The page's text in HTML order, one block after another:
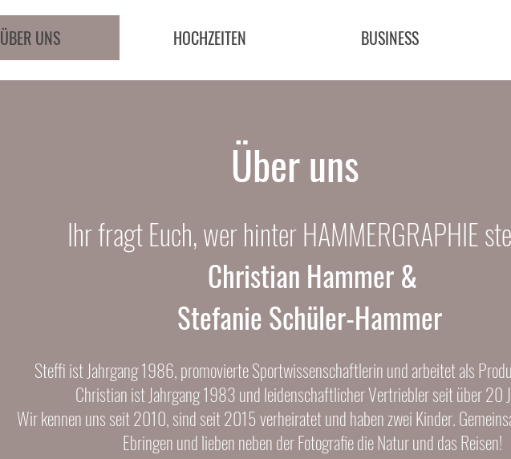
ÜBER UNS HOCHZEITEN BUSINESS
Über uns
Ihr fragt Euch, wer hinter HAMMERGRAPHIE
Christian Hammer &
Stefanie Schüler-Hammer
Steffi ist Jahrgang 1986, promovierte Sportwissenschaftlerin und arbeitet als
Christian ist Jahrgang 1983 und leidenschaftlicher Vertriebler seit über 20
Wir kennen uns seit 2010, sind seit 2015 verheiratet und haben zwei Kinder.
Ebringen und lieben neben der Fotografie die Natur und das Reisen!